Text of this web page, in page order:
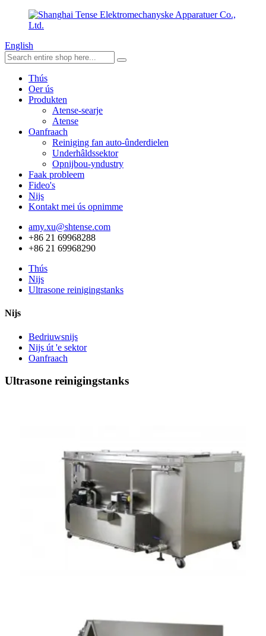
English
Thús
Oer ús
Produkten
Atense-searje
Atense
Oanfraach
Reiniging fan auto-ûnderdielen
Underhâldssektor
Opnijbou-yndustry
Faak probleem
Fideo's
Nijs
Kontakt mei ús opnimme
amy.xu@shtense.com
+86 21 69968288
+86 21 69968290
Thús
Nijs
Ultrasone reinigingstanks
Nijs
Bedriuwsnijs
Nijs út 'e sektor
Oanfraach
Ultrasone reinigingstanks